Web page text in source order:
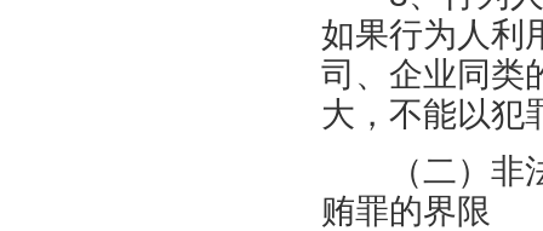
如果行为人利
司、企业同类
大，不能以犯
（二）非法
贿罪的界限